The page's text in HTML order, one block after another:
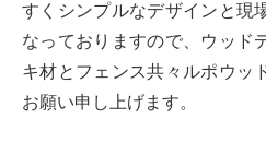
すくシンプルなデザインと現
なっておりますので、ウッド
キ材とフェンス共々ルポウッ
お願い申し上げます。